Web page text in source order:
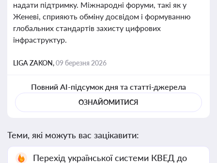
надати підтримку. Міжнародні форуми, такі як у
Женеві, сприяють обміну досвідом і формуванню
глобальних стандартів захисту цифрових
інфраструктур.
LIGA ZAKON,09 березня 2026
Повний AI-підсумок дня та статті-джерела
ОЗНАЙОМИТИСЯ
Теми, які можуть вас зацікавити:
Перехід української системи КВЕД до